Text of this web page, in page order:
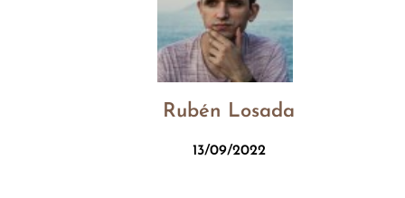
Rubén Losada
13/09/2022